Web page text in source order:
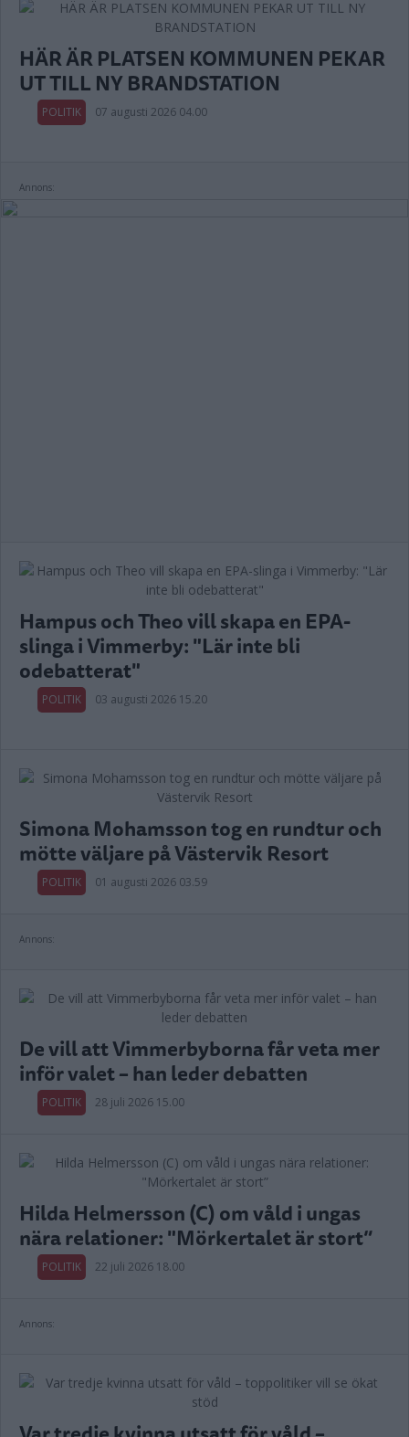
HÄR ÄR PLATSEN KOMMUNEN PEKAR
UT TILL NY BRANDSTATION
POLITIK 07 augusti 2026 04.00
Annons:
Hampus och Theo vill skapa en EPA-
slinga i Vimmerby: "Lär inte bli
odebatterat"
POLITIK 03 augusti 2026 15.20
Simona Mohamsson tog en rundtur och
mötte väljare på Västervik Resort
POLITIK 01 augusti 2026 03.59
Annons:
De vill att Vimmerbyborna får veta mer
inför valet – han leder debatten
POLITIK 28 juli 2026 15.00
Hilda Helmersson (C) om våld i ungas
nära relationer: "Mörkertalet är stort”
POLITIK 22 juli 2026 18.00
Annons: